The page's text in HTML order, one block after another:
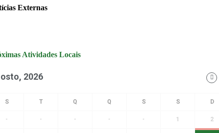
Externas
Atividades Locais
2026
- - - - - 1 2